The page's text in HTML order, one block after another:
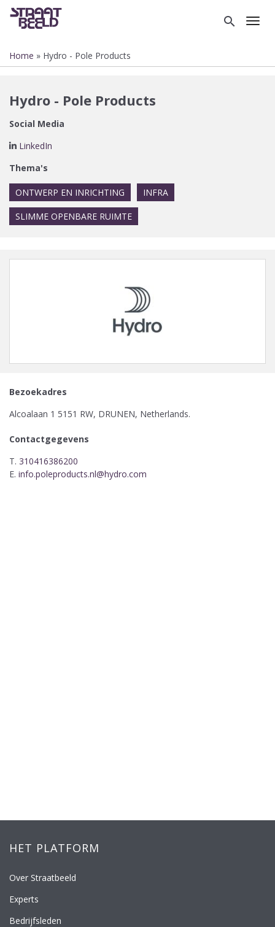
Overslaan
inhoud
gaan
search
Kruimelpad
Home Hydro - Pole Products
Hydro - Pole Products
Social Media
LinkedIn
Thema's
ONTWERP EN INRICHTING INFRA
SLIMME OPENBARE RUIMTE
Bezoekadres
Alcoalaan 1 5151 RW, DRUNEN, Netherlands.
Contactgegevens
T. 310416386200
E. info.poleproducts.nl@hydro.com
HET PLATFORM
Over Straatbeeld
Experts
Bedrijfsleden